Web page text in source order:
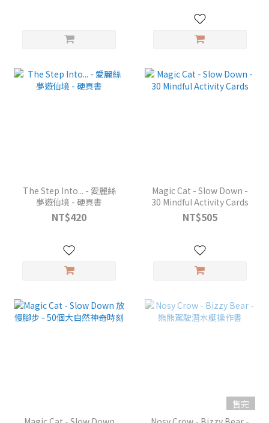
The Step Into... - 愛麗絲
夢遊仙境 - 硬頁書
NT$420
Magic Cat - Slow Down -
30 Mindful Activity Cards
NT$505
售完